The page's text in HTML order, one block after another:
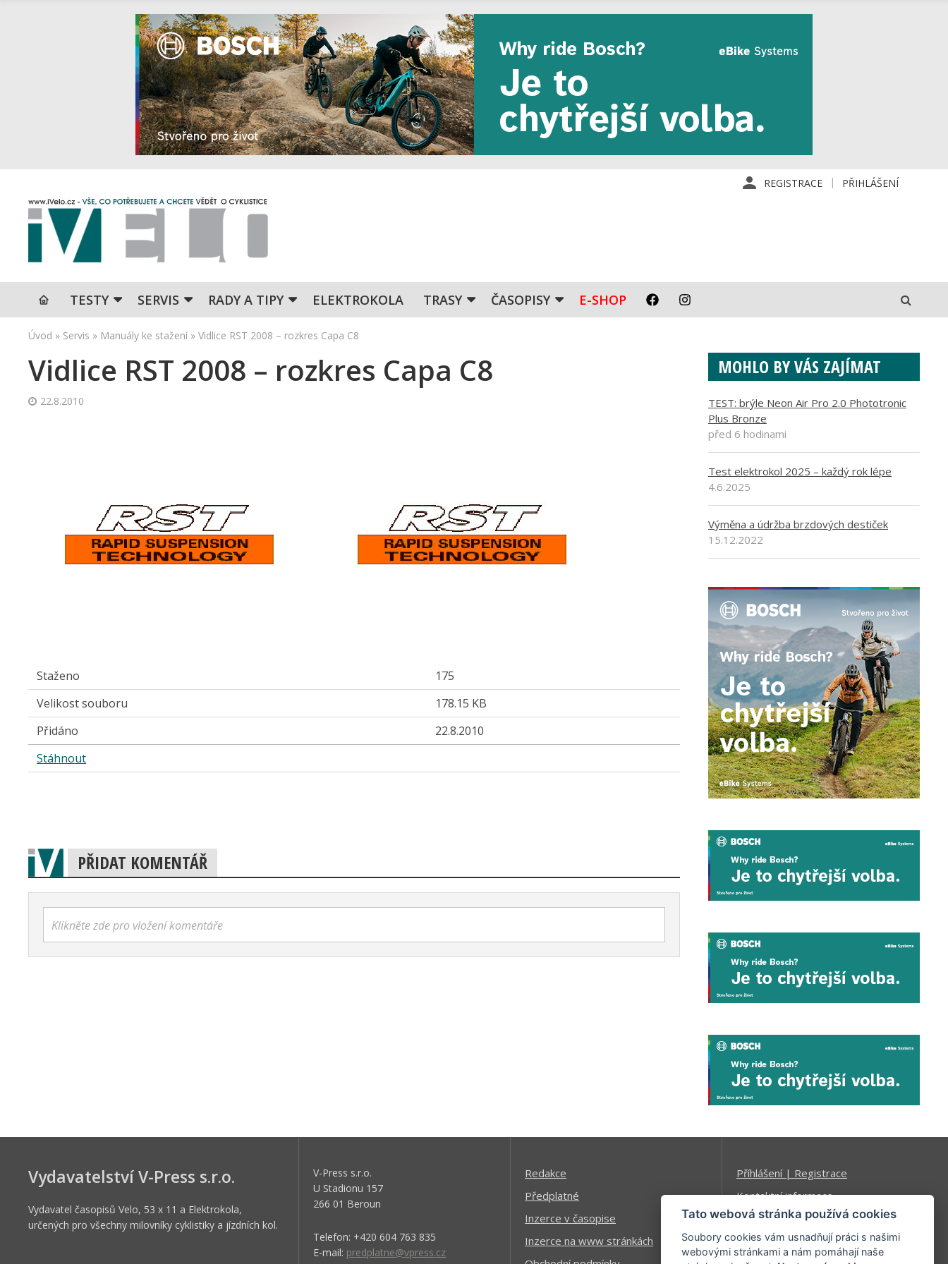
REGISTRACE PŘIHLÁŠENÍ
TESTY SERVIS RADY A TIPY ELEKTROKOLA TRASY ČASOPISY E-SHOP
Úvod » Servis » Manuály ke stažení » Vidlice RST 2008 – rozkres Capa C8
Vidlice RST 2008 – rozkres Capa C8
22.8.2010
Staženo
175
Velikost souboru
178.15 KB
Přidáno
22.8.2010
Stáhnout
PŘIDAT KOMENTÁŘ
Klikněte zde pro vložení komentáře
MOHLO BY VÁS ZAJÍMAT
TEST: brýle Neon Air Pro 2.0 Phototronic
Plus Bronze
před 6 hodinami
Test elektrokol 2025 – každý rok lépe
4.6.2025
Výměna a údržba brzdových destiček
15.12.2022
Vydavatelství V-Press s.r.o.
Vydavatel časopisů Velo, 53 x 11 a Elektrokola,
určených pro všechny milovníky cyklistiky a jízdních kol.
V-Press s.r.o.
U Stadionu 157
266 01 Beroun
Telefon: +420 604 763 835
E-mail: predplatne@vpress.cz
Redakce
Předplatné
Inzerce v časopise
Inzerce na www stránkách
Příhlášení | Registrace
Kontaktní informace
Mapa stránek
Tato webová stránka používá cookies
Soubory cookies vám usnadňují práci s našimi
webovými stránkami a nám pomáhají naše